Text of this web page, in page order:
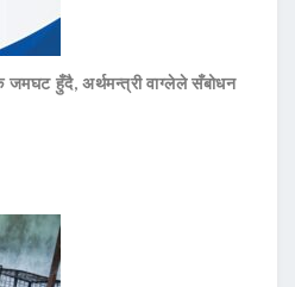
जमघट हुँदै, अर्थमन्त्री वाग्लेले सँबोधन